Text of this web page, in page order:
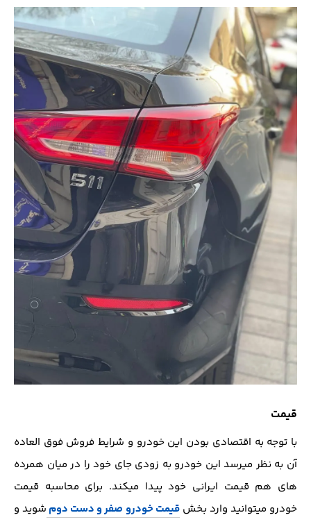
قیمت
با توجه به اقتصادی بودن این خودرو و شرایط فروش فوق العاده
آن به نظر میرسد این خودرو به زودی جای خود را در میان همرده
های هم قیمت ایرانی خود پیدا میکند. برای محاسبه قیمت
خودرو میتوانید وارد بخشقیمت خودرو صفر و دست دوم شوید و